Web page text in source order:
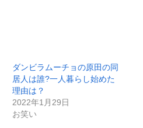
ダンビラムーチョの原田の同
居人は誰?一人暮らし始めた
理由は？
2022年1月29日
お笑い